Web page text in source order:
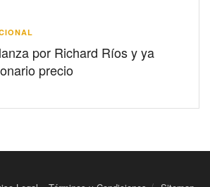
por Richard Ríos y ya
precio